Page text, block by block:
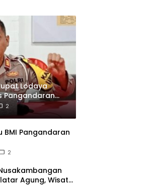
Lodaya
Pangandaran
Pengamanan
2
BMI Pangandaran
2
Agung, Wisata